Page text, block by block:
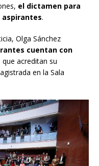
el dictamen para
.
Olga Sánchez
cuentan con
que acreditan su
en la Sala